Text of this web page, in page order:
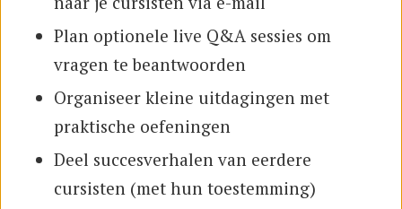
Plan optionele live Q&A sessies om
vragen te beantwoorden
Organiseer kleine uitdagingen met
praktische oefeningen
Deel succesverhalen van eerdere
cursisten (met hun toestemming)